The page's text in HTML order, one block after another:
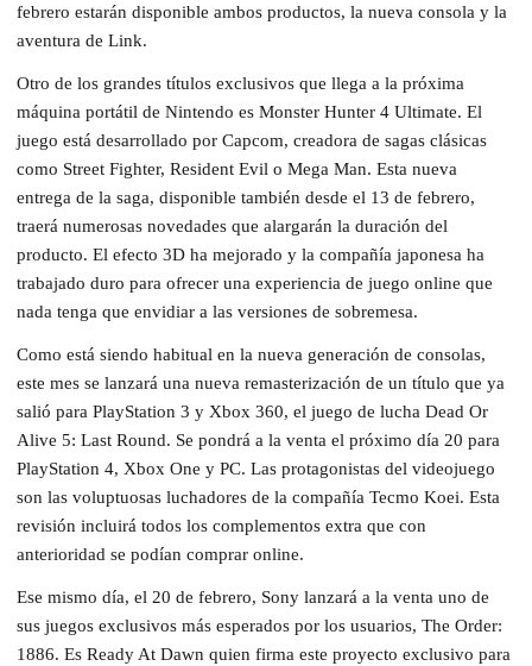
febrero estarán disponible ambos productos, la nueva consola y la
aventura de Link.
Otro de los grandes títulos exclusivos que llega a la próxima
máquina portátil de Nintendo es Monster Hunter 4 Ultimate. El
juego está desarrollado por Capcom, creadora de sagas clásicas
como Street Fighter, Resident Evil o Mega Man. Esta nueva
entrega de la saga, disponible también desde el 13 de febrero,
traerá numerosas novedades que alargarán la duración del
producto. El efecto 3D ha mejorado y la compañía japonesa ha
trabajado duro para ofrecer una experiencia de juego online que
nada tenga que envidiar a las versiones de sobremesa.
Como está siendo habitual en la nueva generación de consolas,
este mes se lanzará una nueva remasterización de un título que ya
salió para PlayStation 3 y Xbox 360, el juego de lucha Dead Or
Alive 5: Last Round. Se pondrá a la venta el próximo día 20 para
PlayStation 4, Xbox One y PC. Las protagonistas del videojuego
son las voluptuosas luchadores de la compañía Tecmo Koei. Esta
revisión incluirá todos los complementos extra que con
anterioridad se podían comprar online.
Ese mismo día, el 20 de febrero, Sony lanzará a la venta uno de
sus juegos exclusivos más esperados por los usuarios, The Order:
1886. Es Ready At Dawn quien firma este proyecto exclusivo para